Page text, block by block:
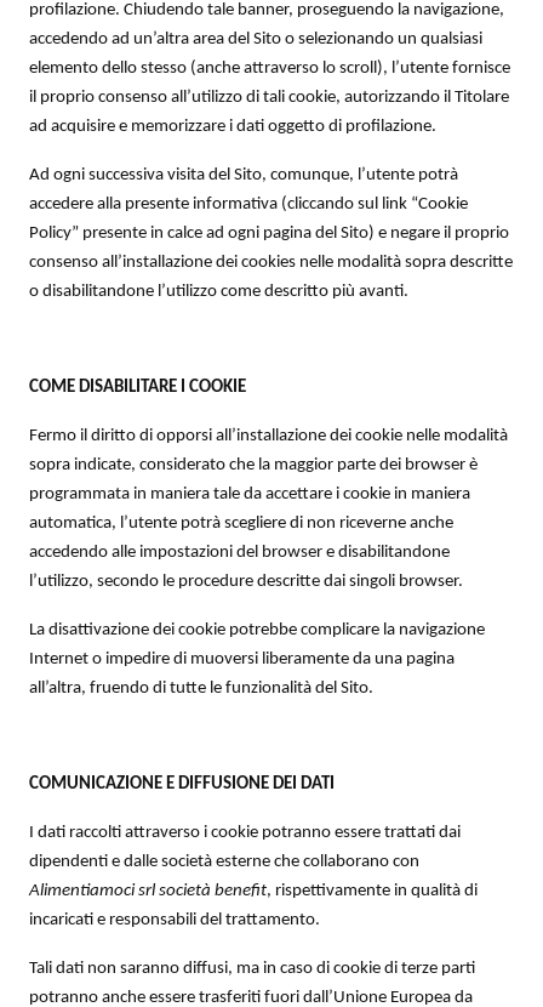
profilazione. Chiudendo tale banner, proseguendo la navigazione,
accedendo ad un’altra area del Sito o selezionando un qualsiasi
elemento dello stesso (anche attraverso lo scroll), l’utente fornisce
il proprio consenso all’utilizzo di tali cookie, autorizzando il Titolare
ad acquisire e memorizzare i dati oggetto di profilazione.
Ad ogni successiva visita del Sito, comunque, l’utente potrà
accedere alla presente informativa (cliccando sul link “Cookie
Policy” presente in calce ad ogni pagina del Sito) e negare il proprio
consenso all’installazione dei cookies nelle modalità sopra descritte
o disabilitandone l’utilizzo come descritto più avanti.
COME DISABILITARE I COOKIE
Fermo il diritto di opporsi all’installazione dei cookie nelle modalità
sopra indicate, considerato che la maggior parte dei browser è
programmata in maniera tale da accettare i cookie in maniera
automatica, l’utente potrà scegliere di non riceverne anche
accedendo alle impostazioni del browser e disabilitandone
l’utilizzo, secondo le procedure descritte dai singoli browser.
La disattivazione dei cookie potrebbe complicare la navigazione
Internet o impedire di muoversi liberamente da una pagina
all’altra, fruendo di tutte le funzionalità del Sito.
COMUNICAZIONE E DIFFUSIONE DEI DATI
I dati raccolti attraverso i cookie potranno essere trattati dai
dipendenti e dalle società esterne che collaborano con
Alimentiamoci srl società benefit, rispettivamente in qualità di
incaricati e responsabili del trattamento.
Tali dati non saranno diffusi, ma in caso di cookie di terze parti
potranno anche essere trasferiti fuori dall’Unione Europea da